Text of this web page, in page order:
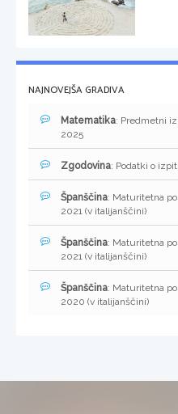
NAJNOVEJŠA GRADIVA
Matematika: Predmetni
2025
Zgodovina: Podatki o
Španščina: Maturitetna
2021 (v italijanščini)
Španščina: Maturitetna
2021 (v italijanščini)
Španščina: Maturitetna
2020 (v italijanščini)